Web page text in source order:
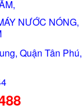
NƯỚC NÓNG,
Quận Tân Phú,